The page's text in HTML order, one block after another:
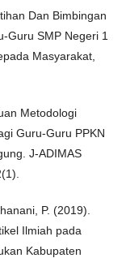
Dan Bimbingan
Guru SMP Negeri 1
Masyarakat,
Metodologi
Guru-Guru PPKN
J-ADIMAS
P. (2019).
Ilmiah pada
Kabupaten